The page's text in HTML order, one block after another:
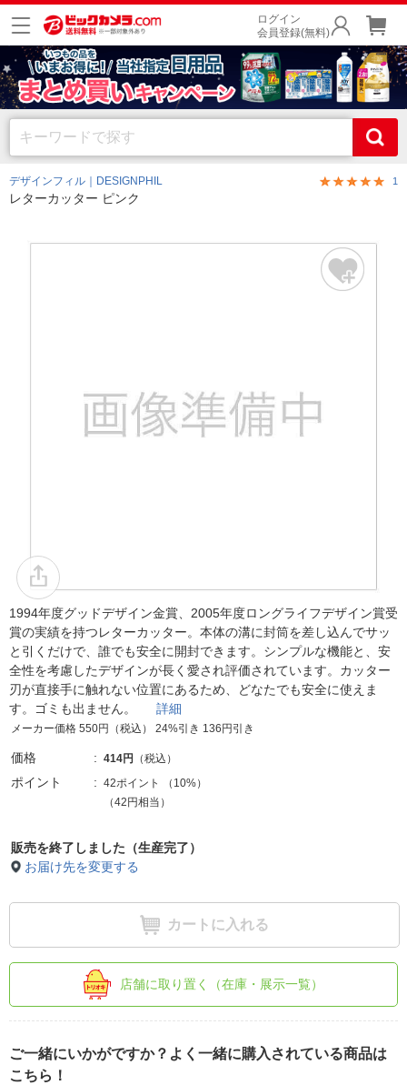
ログイン
会員登録(無料)
デザインフィル｜DESIGNPHIL 1
レターカッター ピンク
1994年度グッドデザイン金賞、2005年度ロングライフデザイン賞受
賞の実績を持つレターカッター。本体の溝に封筒を差し込んでサッ
と引くだけで、誰でも安全に開封できます。シンプルな機能と、安
全性を考慮したデザインが長く愛され評価されています。カッター
刃が直接手に触れない位置にあるため、どなたでも安全に使えま
す。ゴミも出ません。 詳細
メーカー価格 550円（税込） 24%引き 136円引き
価格 414円 （税込）
ポイント 42ポイント （ 10%）
（42円相当）
販売を終了しました（生産完了）
お届け先を変更する
カートに入れる
店舗に取り置く（在庫・展示一覧）
ご一緒にいかがですか？よく一緒に購入されている商品は
こちら！